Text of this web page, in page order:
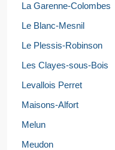
La Garenne-Colombes
Le Blanc-Mesnil
Le Plessis-Robinson
Les Clayes-sous-Bois
Levallois Perret
Maisons-Alfort
Melun
Meudon